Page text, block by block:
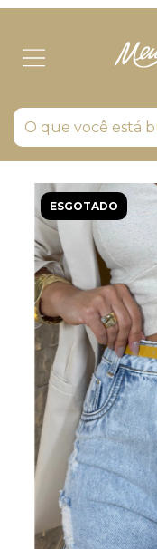
ESGOTADO